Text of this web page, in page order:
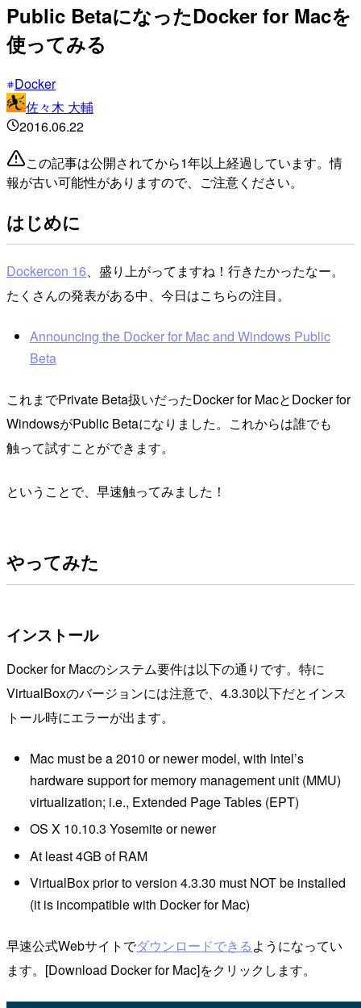
Public BetaになったDocker for Macを
使ってみる
Docker
佐々木 大輔
2016.06.22
この記事は公開されてから1年以上経過しています。情
報が古い可能性がありますので、ご注意ください。
はじめに
Dockercon 16、盛り上がってますね！行きたかったなー。
たくさんの発表がある中、今日はこちらの注目。
Announcing the Docker for Mac and Windows Public
Beta
これまでPrivate Beta扱いだったDocker for MacとDocker for
WindowsがPublic Betaになりました。これからは誰でも
触って試すことができます。
ということで、早速触ってみました！
やってみた
インストール
Docker for Macのシステム要件は以下の通りです。特に
VirtualBoxのバージョンには注意で、4.3.30以下だとインス
トール時にエラーが出ます。
Mac must be a 2010 or newer model, with Intel’s
hardware support for memory management unit (MMU)
virtualization; i.e., Extended Page Tables (EPT)
OS X 10.10.3 Yosemite or newer
At least 4GB of RAM
VirtualBox prior to version 4.3.30 must NOT be installed
(it is incompatible with Docker for Mac)
早速公式Webサイトでダウンロードできるようになってい
ます。[Download Docker for Mac]をクリックします。